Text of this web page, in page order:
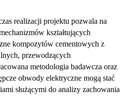
realizacji projektu pozwala na
kształtujących
kompozytów cementowych z
przewodzących
metodologia badawcza oraz
obwody elektryczne mogą stać
służącymi do analizy zachowania